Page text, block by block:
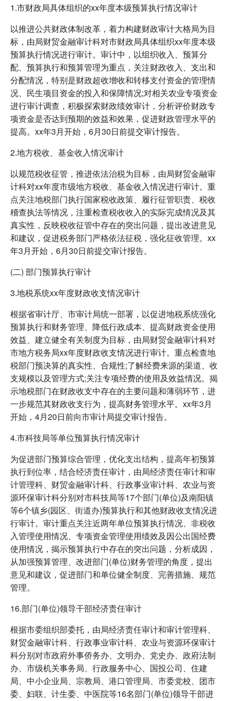
1.市财政局具体组织的xx年度本级预算执行情况审计
以推进公共财政体制改革，着力构建财政审计大格局为目
标，由局财贸金融审计科对市财政局具体组织xx年度本级
预算执行情况进行审计。审计中，以组织收入、预算分
配、预算执行和预算管理为重点，关注财政收入、支出和
分配情况，特别是财政超收增收和转移支付资金的管理情
况、民生项目资金的投入和保障情况;对相关农业专项资金
进行审计调查，积极探索财政绩效审计，分析评价财政专
项资金是否达到预期的效益和效果，促进财政管理水平的
提高。xx年3月开始，6月30日前提交审计报告。
2.地方税收、基金收入情况审计
以规范税收征管，推进依法治税为目标，由局财贸金融审
计科对xx年度市级地方税收、基金收入情况进行审计。重
点关注地税部门执行国家税收政策、履行征管职责、税收
稽查执法等情况，注重检查税收收入的实际完成情况及其
真实性，反映税收征管中存在的突出问题，提出改进意见
和建议，促进税务部门严格依法征税，强化征收管理。xx
年3月开始，6月30日前提交审计报告。
(二) 部门预算执行审计
3.地税系统xx年度财政收支情况审计
根据省审计厅、市审计局统一部署，以促进地税系统强化
预算执行和财务管理、降低行政成本、提高财政资金使用
效益、建立健全有关制度为目标，由局财贸金融审计科对
市地方税务局xx年度财政收支情况进行审计。重点检查地
税部门预决算的真实性、合规性;了解经费来源的渠道、收
支规模以及管理方式;关注专项经费的使用及效益情况。揭
示地税部门在财政收支中存在的主要问题和薄弱环节，进
一步规范其财政收支行为，提高财务管理水平。xx年3月
开始，4月20日前向市审计局提交审计报告。
4.市科技局等单位预算执行情况审计
为促进部门预算综合管理，优化支出结构，提高年初预算
执行到位率，结合经济责任审计，由局经济责任审计和审
计管理科、财贸金融审计科、行政事业审计科、农业与资
源环保审计科分别对市科技局等17个部门(单位)及南阳镇
等6个镇乡(园区、街道办)预算执行和其他财政收支情况进
行审计。审计重点关注近两年单位预算执行情况、非税收
入管理使用情况、专项资金管理使用绩效及因公出国经费
使用情况，揭示预算执行中存在的突出问题，分析成因，
从加强预算管理、改进部门(单位)财务管理的角度，提出
意见和建议，促进部门和单位健全制度、完善措施、规范
管理。
16.部门(单位)领导干部经济责任审计
根据市委组织部委托，由局经济责任审计和审计管理科、
财贸金融审计科、行政事业审计科、农业与资源环保审计
科分别对市政府外事侨务办、文明办、党史办、政府法制
办、市级机关事务局、行政服务中心、国投公司、住建
局、中小企业局、宗教局、港口管理局、市委党校、团市
委、妇联、计生委、中医院等16名部门(单位)领导干部进